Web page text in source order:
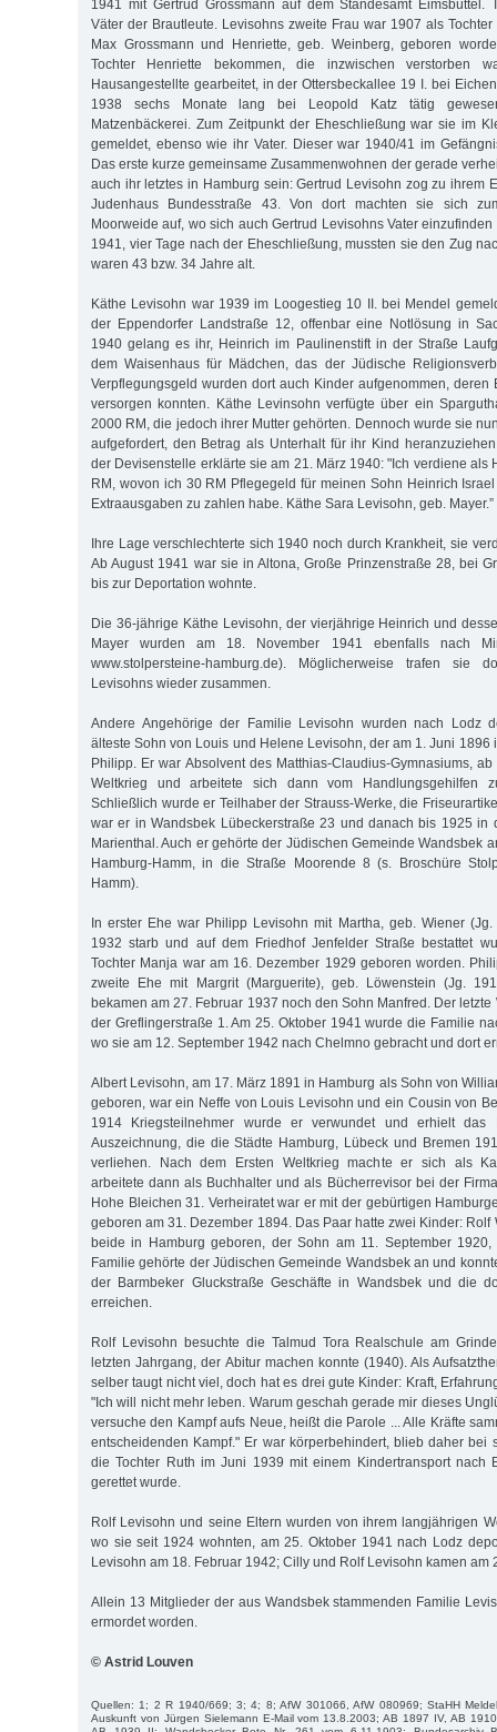
1941 mit Gertrud Grossmann auf dem Standesamt Eimsbüttel.
Väter der Brautleute. Levisohns zweite Frau war 1907 als
Max Grossmann und Henriette, geb. Weinberg, geboren
Tochter Henriette bekommen, die inzwischen verstorben
Hausangestellte gearbeitet, in der Ottersbeckallee 19 I. bei
1938 sechs Monate lang bei Leopold Katz tätig
Matzenbäckerei. Zum Zeitpunkt der Eheschließung war sie im
gemeldet, ebenso wie ihr Vater. Dieser war 1940/41 im
Das erste kurze gemeinsame Zusammenwohnen der gerade
auch ihr letztes in Hamburg sein: Gertrud Levisohn zog zu ihrem
Judenhaus Bundesstraße 43. Von dort machten sie sich
Moorweide auf, wo sich auch Gertrud Levisohns Vater einzufinden
1941, vier Tage nach der Eheschließung, mussten sie den Zug
waren 43 bzw. 34 Jahre alt.
Käthe Levisohn war 1939 im Loogestieg 10 II. bei Mendel
der Eppendorfer Landstraße 12, offenbar eine Notlösung in
1940 gelang es ihr, Heinrich im Paulinenstift in der Straße
dem Waisenhaus für Mädchen, das der Jüdische
Verpflegungsgeld wurden dort auch Kinder aufgenommen, deren
versorgen konnten. Käthe Levinsohn verfügte über ein
2000 RM, die jedoch ihrer Mutter gehörten. Dennoch wurde sie
aufgefordert, den Betrag als Unterhalt für ihr Kind
der Devisenstelle erklärte sie am 21. März 1940: "Ich verdiene als
RM, wovon ich 30 RM Pflegegeld für meinen Sohn Heinrich
Extraausgaben zu zahlen habe. Käthe Sara Levisohn, geb. Mayer.”
Ihre Lage verschlechterte sich 1940 noch durch Krankheit, sie
Ab August 1941 war sie in Altona, Große Prinzenstraße 28, bei
bis zur Deportation wohnte.
Die 36-jährige Käthe Levisohn, der vierjährige Heinrich und
Mayer wurden am 18. November 1941 ebenfalls nach
www.stolpersteine-hamburg.de). Möglicherweise trafen sie
Levisohns wieder zusammen.
Andere Angehörige der Familie Levisohn wurden nach Lodz
älteste Sohn von Louis und Helene Levisohn, der am 1. Juni 1896
Philipp. Er war Absolvent des Matthias-Claudius-Gymnasiums,
Weltkrieg und arbeitete sich dann vom Handlungsgehilfen
Schließlich wurde er Teilhaber der Strauss-Werke, die
war er in Wandsbek Lübeckerstraße 23 und danach bis 1925 in
Marienthal. Auch er gehörte der Jüdischen Gemeinde Wandsbek
Hamburg-Hamm, in die Straße Moorende 8 (s. Broschüre
Hamm).
In erster Ehe war Philipp Levisohn mit Martha, geb. Wiener
1932 starb und auf dem Friedhof Jenfelder Straße bestattet
Tochter Manja war am 16. Dezember 1929 geboren worden.
zweite Ehe mit Margrit (Marguerite), geb. Löwenstein (Jg.
bekamen am 27. Februar 1937 noch den Sohn Manfred. Der
der Greflingerstraße 1. Am 25. Oktober 1941 wurde die Familie
wo sie am 12. September 1942 nach Chelmno gebracht und dort
Albert Levisohn, am 17. März 1891 in Hamburg als Sohn von
geboren, war ein Neffe von Louis Levisohn und ein Cousin von
1914 Kriegsteilnehmer wurde er verwundet und erhielt das
Auszeichnung, die die Städte Hamburg, Lübeck und Bremen
verliehen. Nach dem Ersten Weltkrieg machte er sich als
arbeitete dann als Buchhalter und als Bücherrevisor bei der
Hohe Bleichen 31. Verheiratet war er mit der gebürtigen
geboren am 31. Dezember 1894. Das Paar hatte zwei Kinder: Rolf
beide in Hamburg geboren, der Sohn am 11. September
Familie gehörte der Jüdischen Gemeinde Wandsbek an und
der Barmbeker Gluckstraße Geschäfte in Wandsbek und die
erreichen.
Rolf Levisohn besuchte die Talmud Tora Realschule am
letzten Jahrgang, der Abitur machen konnte (1940). Als
selber taugt nicht viel, doch hat es drei gute Kinder: Kraft,
"Ich will nicht mehr leben. Warum geschah gerade mir dieses
versuche den Kampf aufs Neue, heißt die Parole ... Alle Kräfte
entscheidenden Kampf." Er war körperbehindert, blieb daher bei
die Tochter Ruth im Juni 1939 mit einem Kindertransport nach
gerettet wurde.
Rolf Levisohn und seine Eltern wurden von ihrem langjährigen
wo sie seit 1924 wohnten, am 25. Oktober 1941 nach Lodz
Levisohn am 18. Februar 1942; Cilly und Rolf Levisohn kamen am
Allein 13 Mitglieder der aus Wandsbek stammenden Familie
ermordet worden.
© Astrid Louven
Quellen: 1; 2 R 1940/669; 3; 4; 8; AfW 301066, AfW 080969; StaHH
Auskunft von Jürgen Sielemann E-Mail vom 13.8.2003; AB 1897 IV, AB